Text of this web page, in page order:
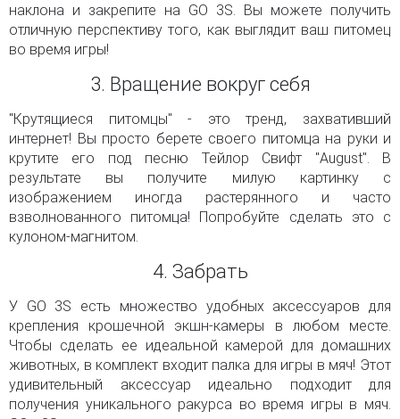
наклона и закрепите на GO 3S. Вы можете получить
отличную перспективу того, как выглядит ваш питомец
во время игры!
3. Вращение вокруг себя
"Крутящиеся питомцы" - это тренд, захвативший
интернет! Вы просто берете своего питомца на руки и
крутите его под песню Тейлор Свифт "August". В
результате вы получите милую картинку с
изображением иногда растерянного и часто
взволнованного питомца! Попробуйте сделать это с
кулоном-магнитом.
4. Забрать
У GO 3S есть множество удобных аксессуаров для
крепления крошечной экшн-камеры в любом месте.
Чтобы сделать ее идеальной камерой для домашних
животных, в комплект входит палка для игры в мяч! Этот
удивительный аксессуар идеально подходит для
получения уникального ракурса во время игры в мяч.